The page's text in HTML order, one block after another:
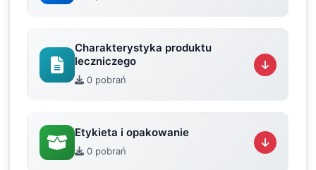
Charakterystyka produktu
leczniczego
0 pobrań
Etykieta i opakowanie
0 pobrań